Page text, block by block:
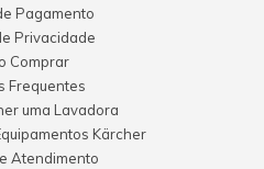
Pagamento
Privacidade
Comprar
Frequentes
uma Lavadora
Kärcher
Atendimento